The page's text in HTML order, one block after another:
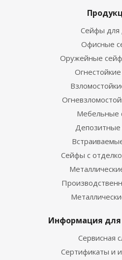
Сейфы для
Офисные
Оружейные
Мебельные
Сейфы с
Информация для
Сервисная
Сертификаты и